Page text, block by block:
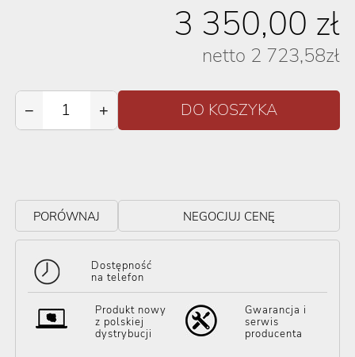
3 350,00 zł
netto 2 723,58zł
− +
PORÓWNAJ NEGOCJUJ CENĘ
Dostępność
na telefon
Produkt nowy
z polskiej
dystrybucji
Gwarancja i
serwis
producenta